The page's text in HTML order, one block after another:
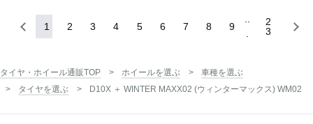
1 2 3 4 5 6 7 8 9
2
3
タイヤ・ホイール通販TOP ホイールを選ぶ
車種を選ぶ
タイヤを選ぶ
D10X ＋ WINTER MAXX02 (ウィンターマックス) WM02